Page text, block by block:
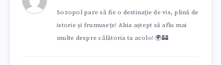
Sozopol pare să fie o destinație de vis, plină de
istorie și frumusețe! Abia aștept să aflu mai
multe despre călătoria ta acolo! 🌍🏰